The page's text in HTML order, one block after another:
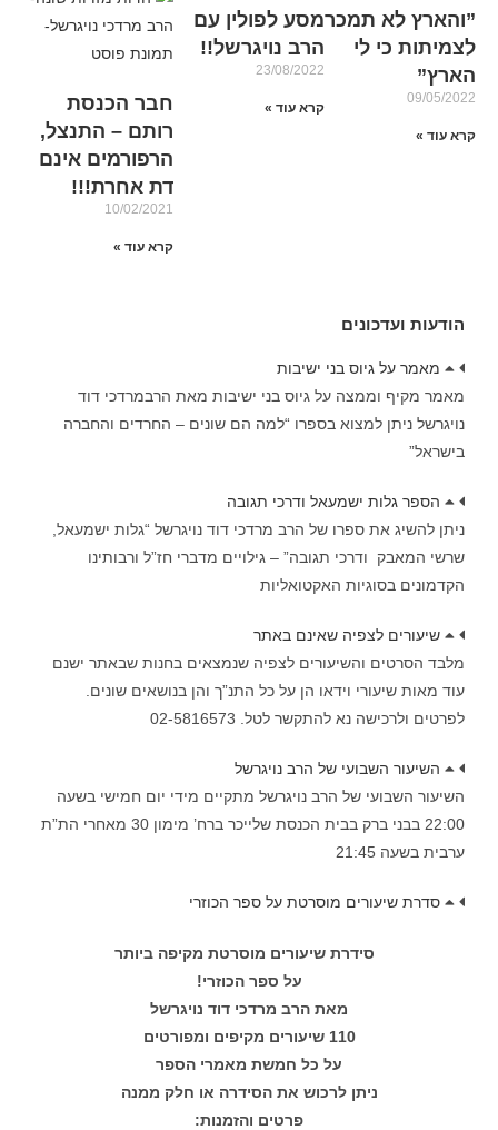
‏‏”והארץ לא תמכר
לצמיתות כי לי
הארץ”
09/05/2022
קרא עוד »
מסע לפולין עם
הרב נויגרשל!!
23/08/2022
קרא עוד »
חבר הכנסת
רותם – התנצל,
הרפורמים אינם
דת אחרת!!!
10/02/2021
קרא עוד »
הודעות ועדכונים
מאמר על גיוס בני ישיבות
מאמר מקיף וממצה על גיוס בני ישיבות מאת הרבמרדכי דוד
נויגרשל ניתן למצוא בספרו “למה הם שונים – החרדים והחברה
בישראל”
הספר גלות ישמעאל ודרכי תגובה
ניתן להשיג את ספרו של הרב מרדכי דוד נויגרשל “גלות ישמעאל,
שרשי המאבק ודרכי תגובה” – גילויים מדברי חז”ל ורבותינו
הקדמונים בסוגיות האקטואליות
שיעורים לצפיה שאינם באתר
מלבד הסרטים והשיעורים לצפיה שנמצאים בחנות שבאתר ישנם
עוד מאות שיעורי וידאו הן על כל התנ”ך והן בנושאים שונים.
לפרטים ולרכישה נא להתקשר לטל. 02-5816573
השיעור השבועי של הרב נויגרשל
השיעור השבועי של הרב נויגרשל מתקיים מידי יום חמישי בשעה
22:00 בבני ברק בבית הכנסת שלייכר ברח’ מימון 30 מאחרי הת”ת
ערבית בשעה 21:45
סדרת שיעורים מוסרטת על ספר הכוזרי
סידרת שיעורים מוסרטת מקיפה ביותר
על ספר הכוזרי!
מאת הרב מרדכי דוד נויגרשל
110 שיעורים מקיפים ומפורטים
על כל חמשת מאמרי הספר
ניתן לרכוש את הסידרה או חלק ממנה
פרטים והזמנות: